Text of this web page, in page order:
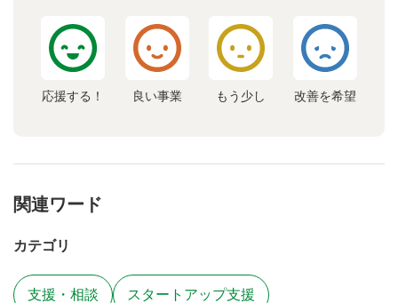
応援する！ 良い事業 もう少し 改善を希望
関連ワード
カテゴリ
支援・相談 スタートアップ支援